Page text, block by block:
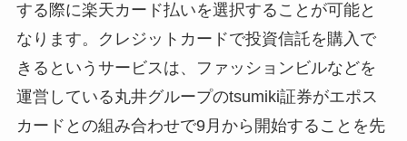
する際に楽天カード払いを選択することが可能と
なります。クレジットカードで投資信託を購入で
きるというサービスは、ファッションビルなどを
運営している丸井グループのtsumiki証券がエポス
カードとの組み合わせで9月から開始することを先